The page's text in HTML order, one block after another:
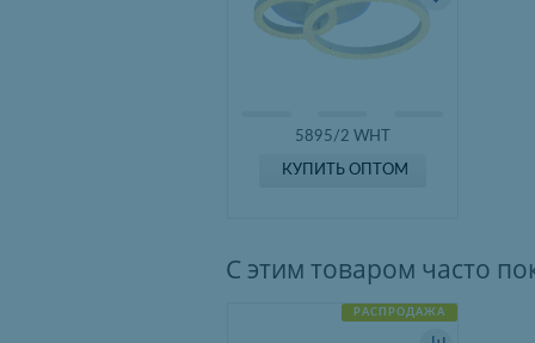
5895/2 WHT
КУПИТЬ ОПТОМ
С этим товаром часто
РАСПРОДАЖА